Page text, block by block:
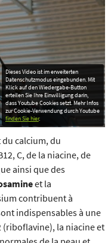
Dieses Video ist im erweiterten
Datenschutzmodus eingebunden. Mit
Klick auf den Wiedergabe-Button
erteilen Sie Ihre Einwilligung darin,
dass Youtube Cookies setzt. Mehr Infos
zur Cookie-Verwendung durch Youtube
finden Sie hier.
calcium, du
C, de la niacine, de
ainsi que des
et la
contribuent à
indispensables à une
(riboflavine), la niacine et